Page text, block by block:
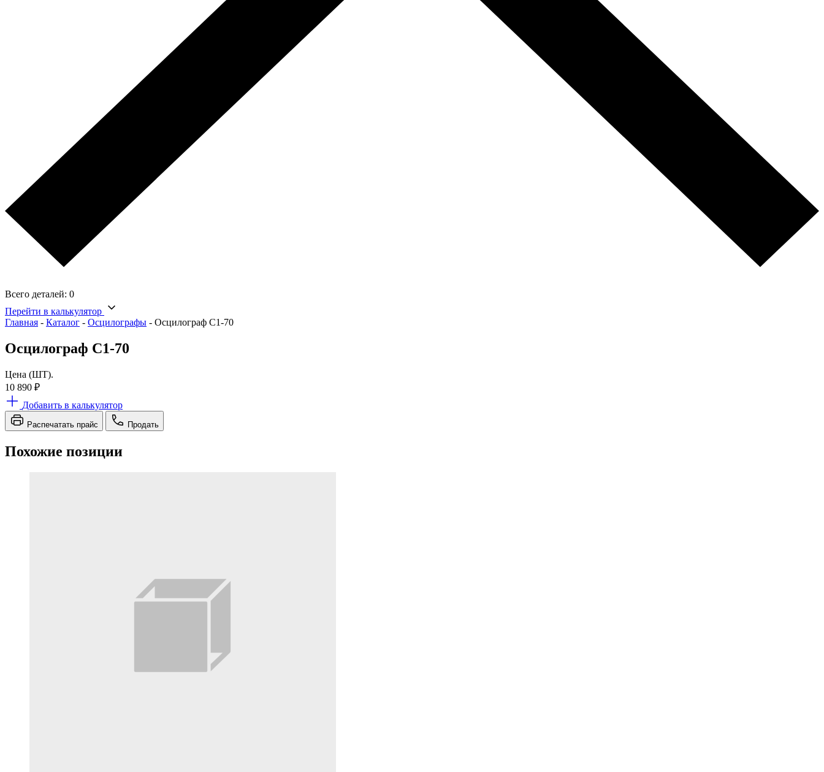
Всего деталей: 0
Перейти в калькулятор
Главная - Каталог - Осцилографы - Осцилограф С1-70
Осцилограф С1-70
Цена (ШТ).
10 890 ₽
Добавить в калькулятор
Распечатать прайс Продать
Похожие позиции